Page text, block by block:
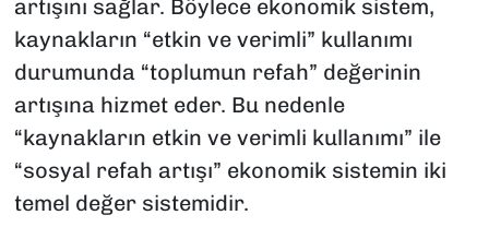
artışını sağlar. Böylece ekonomik sistem,
kaynakların “etkin ve verimli” kullanımı
durumunda “toplumun refah” değerinin
artışına hizmet eder. Bu nedenle
“kaynakların etkin ve verimli kullanımı” ile
“sosyal refah artışı” ekonomik sistemin iki
temel değer sistemidir.